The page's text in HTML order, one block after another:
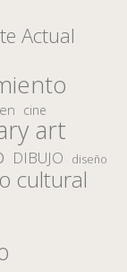
Actual
cine
art
DIBUJO diseño
cultural